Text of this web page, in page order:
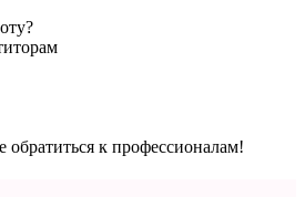
обратиться к профессионалам!